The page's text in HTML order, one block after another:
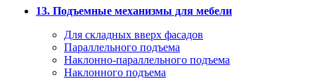
13. Подъемные механизмы для мебели
Для складных вверх фасадов
Параллельного подъема
Наклонно-параллельного подъема
Наклонного подъема